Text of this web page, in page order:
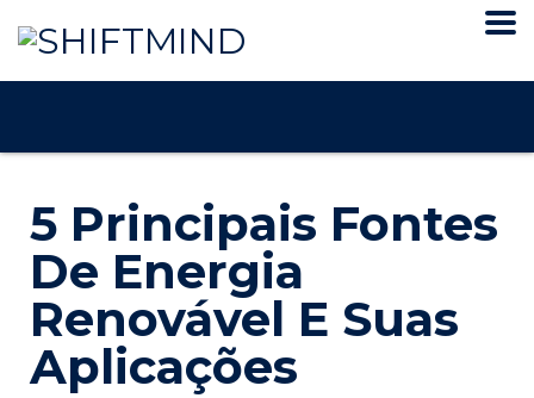
5 Principais Fontes
De Energia
Renovável E Suas
Aplicações